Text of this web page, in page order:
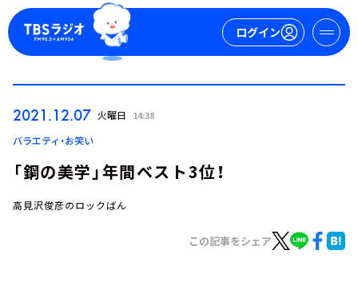
ログイン
ログイン
2021.12.07 火曜日 14:38
バラエティ・お笑い
「鋼の美学」年間ベスト3位！
高見沢俊彦のロックばん
この記事をシェア